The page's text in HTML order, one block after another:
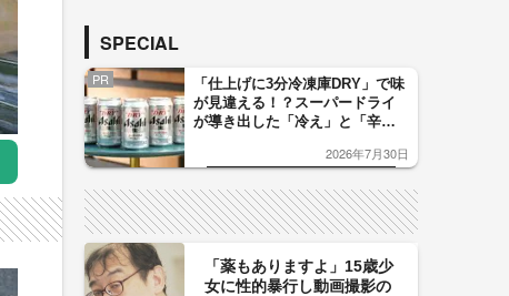
SPECIAL
PR
「仕上げに3分冷凍庫DRY」で味
が見違える！？スーパードライ
が導き出した「冷え」と「辛
した「辛口カーブ」が飲み頃の
2026年7月30日
「薬もありますよ」15歳少
女に性的暴行し動画撮影の